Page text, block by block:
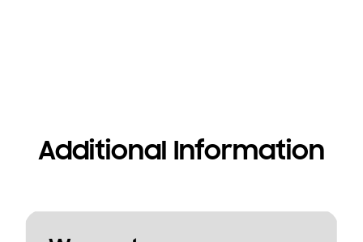
Additional Information